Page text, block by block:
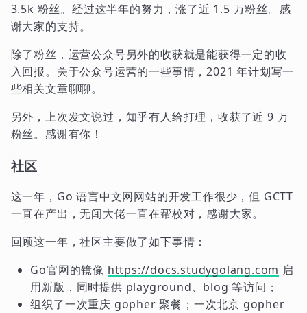
3.5k 粉丝。经过这半年的努力，涨了近 1.5 万粉丝。感
谢大家的支持。
除了粉丝，运营公众号另外的收获就是能获得一定的收
入回报。关于公众号运营的一些事情，2021 年计划写一
些相关文章聊聊。
另外，上次发文说过，知乎有人给打理，收获了近 9 万
粉丝。感谢有你！
社区
这一年，Go 语言中文网网站的开发工作很少，但 GCTT
一直在产出，无闻大佬一直在帮校对，感谢大家。
回顾这一年，社区主要做了如下事情：
Go官网的镜像 https://docs.studygolang.com 启
用新版，同时提供 playground、blog 等访问；
组织了一次重庆 gopher 聚餐；一次北京 gopher